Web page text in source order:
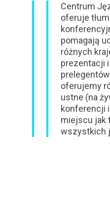
Centrum
oferuje
pomagają
różnych
prezentacji
oferujemy
ustne (na
konferencji
miejscu jak
wszystkich